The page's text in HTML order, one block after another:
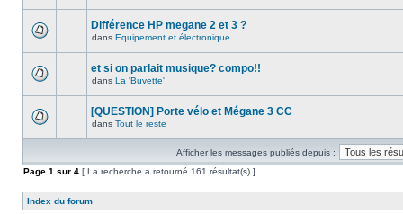
Différence HP megane 2 et 3 ?
dans Equipement et électronique
et si on parlait musique? compo!!
dans La 'Buvette'
[QUESTION] Porte vélo et Mégane 3 CC
dans Tout le reste
Afficher les messages publiés depuis :
Page 1 sur 4 [ La recherche a retourné 161 résultat(s) ]
Index du forum